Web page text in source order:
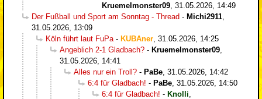
Kruemelmonster09 31.05.2026, 14:49
Der Fußball und Sport am Sonntag - Thread - Michi2911
31.05.2026, 13:09
Köln führt laut FuPa - KUBAner 31.05.2026, 14:25
Angeblich 2-1 Gladbach? - Kruemelmonster09
31.05.2026, 14:41
Alles nur ein Troll? - PaBe 31.05.2026, 14:42
6:4 für Gladbach! - PaBe 31.05.2026, 14:50
6:4 für Gladbach! - Knolli